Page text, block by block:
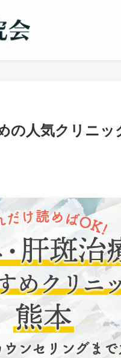
の人気クリニ